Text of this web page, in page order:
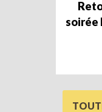
soirée